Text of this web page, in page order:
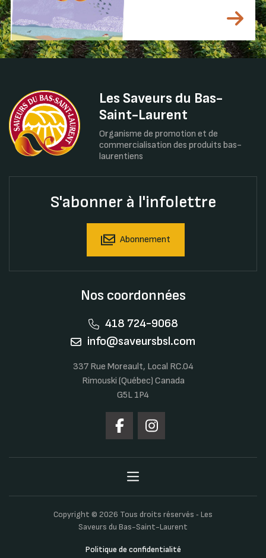
Les Saveurs du Bas-
Saint-Laurent
Organisme de promotion et de
commercialisation des produits bas-
laurentiens
S'abonner à l'infolettre
Abonnement
Nos coordonnées
418 724-9068
info@saveursbsl.com
337 Rue Moreault, Local RC.04
Rimouski (Québec) Canada
G5L 1P4
Copyright © 2026 Tous droits réservés ‐ Les
Saveurs du Bas-Saint-Laurent
Politique de confidentialité